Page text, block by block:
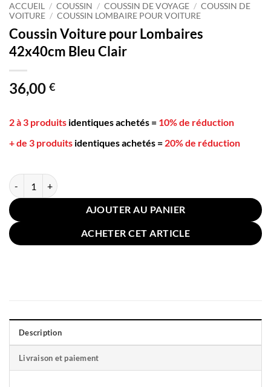
ACCUEIL / COUSSIN / COUSSIN DE VOYAGE / COUSSIN DE
VOITURE / COUSSIN LOMBAIRE POUR VOITURE
Coussin Voiture pour Lombaires
42x40cm Bleu Clair
36,00 €
2 à 3 produits identiques achetés = 10% de réduction
+ de 3 produits identiques achetés = 20% de réduction
quantité de Coussin Voiture pour Lombaires 42x40cm Bleu Clair
AJOUTER AU PANIER
ACHETER CET ARTICLE
Description
Livraison et paiement